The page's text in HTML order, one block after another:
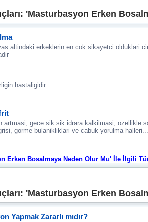
'Masturbasyon Erken
altindaki erkeklerin en cok sikayetci olduklari
hastaligidir.
artmasi, gece sik sik idrara kalkilmasi, ozellikle
gorme bulanikliklari ve cabuk yorulma halleri...
Erken Bosalmaya Neden Olur Mu' İle İlgili
'Masturbasyon Erken
Yapmak Zararlı mıdır?